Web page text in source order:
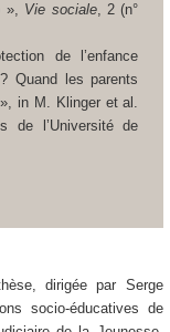
», Vie sociale, 2 (n°
de l’enfance
Quand les parents
in M. Klinger et al.
de l’Université de
dirigée par Serge
socio-éducatives de